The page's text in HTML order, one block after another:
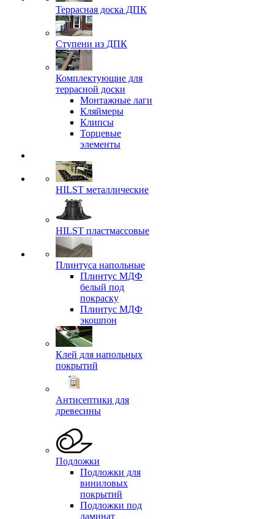
Террасная доска ДПК
Ступени из ДПК
Комплектующие для
террасной доски
Монтажные лаги
Кляймеры
Клипсы
Торцевые
элементы
HILST металлические
HILST пластмассовые
Плинтуса напольные
Плинтус МДФ
белый под
покраску
Плинтус МДФ
экошпон
Клей для напольных
покрытий
Антисептики для
древесины
Подложки
Подложки для
виниловых
покрытий
Подложки под
ламинат